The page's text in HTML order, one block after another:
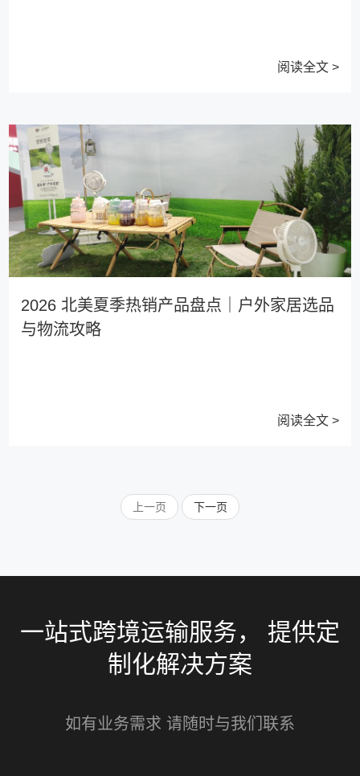
阅读全文 >
2026 北美夏季热销产品盘点｜户外家居选品
与物流攻略
阅读全文 >
上一页 下一页
一站式跨境运输服务， 提供定
制化解决方案
如有业务需求 请随时与我们联系